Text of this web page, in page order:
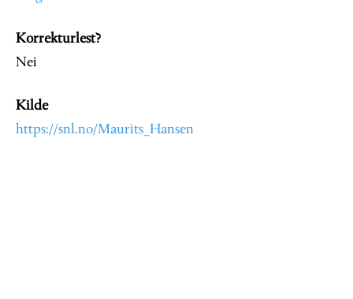
Korrekturlest?
Nei
Kilde
https://snl.no/Maurits_Hansen